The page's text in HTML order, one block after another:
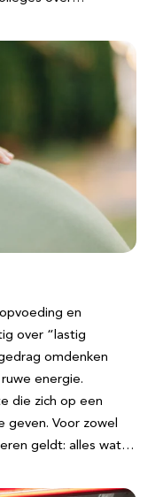
en
over “lastig
omdenken
energie.
die zich op een
Voor zowel
geldt: alles wat…